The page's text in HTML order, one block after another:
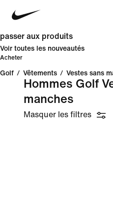
passer aux produits
Voir toutes les nouveautés
Acheter
Golf / Vêtements / Vestes sans
Hommes Golf
manches
Masquer les filtres